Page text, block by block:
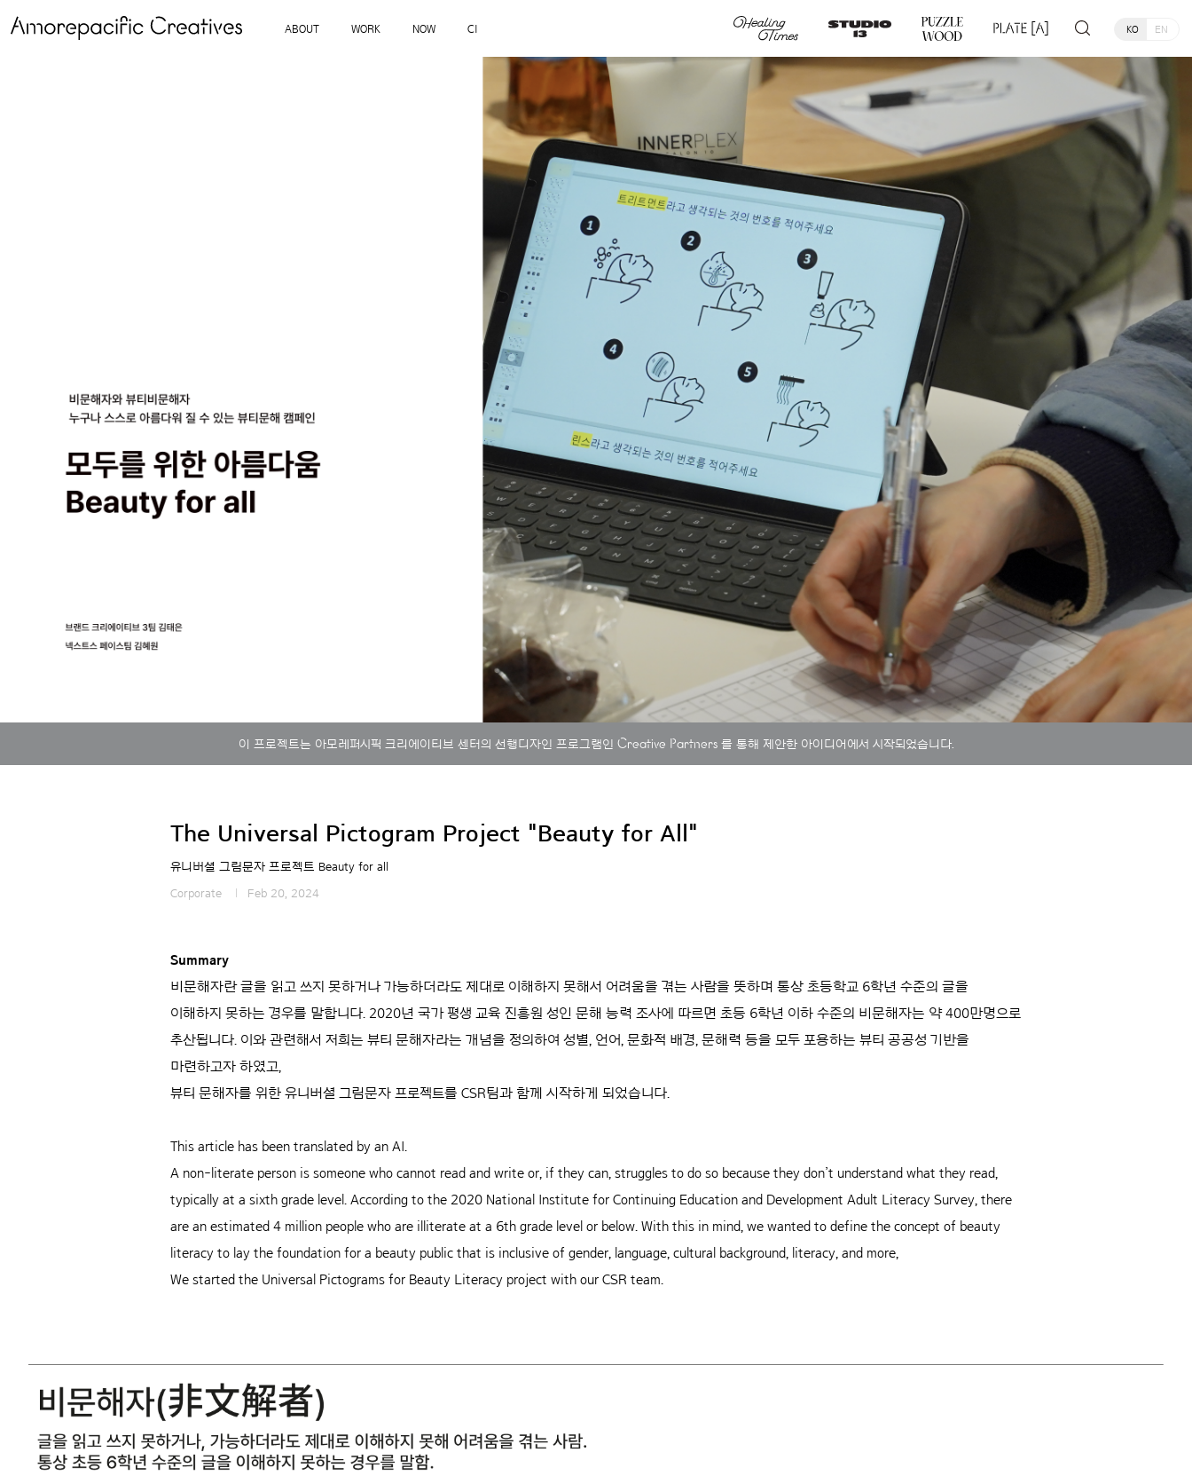
ABOUT WORK NOW CI KO EN
이 프로젝트는 아모레퍼시픽 크리에이티브 센터의 선행디자인 프로그램인 Creative Partners를 통해 제안한 아이디어에서 시작되었습니다.
The Universal Pictogram Project "Beauty for All"
유니버셜 그림문자 프로젝트 Beauty for all
Corporate Feb 20, 2024
Summary
비문해자란 글을 읽고 쓰지 못하거나 가능하더라도 제대로 이해하지 못해서 어려움을 겪는 사람을 뜻하며 통상 초등학교 6학년 수준의 글을
이해하지 못하는 경우를 말합니다. 2020년 국가 평생 교육 진흥원 성인 문해 능력 조사에 따르면 초등 6학년 이하 수준의 비문해자는 약 400만명으로
추산됩니다. 이와 관련해서 저희는 뷰티 문해자라는 개념을 정의하여 성별, 언어, 문화적 배경, 문해력 등을 모두 포용하는 뷰티 공공성 기반을
마련하고자 하였고,
뷰티 문해자를 위한 유니버셜 그림문자 프로젝트를 CSR팀과 함께 시작하게 되었습니다.
This article has been translated by an AI.
A non-literate person is someone who cannot read and write or, if they can, struggles to do so because they don’t understand what they read,
typically at a sixth grade level. According to the 2020 National Institute for Continuing Education and Development Adult Literacy Survey, there
are an estimated 4 million people who are illiterate at a 6th grade level or below. With this in mind, we wanted to define the concept of beauty
literacy to lay the foundation for a beauty public that is inclusive of gender, language, cultural background, literacy, and more,
We started the Universal Pictograms for Beauty Literacy project with our CSR team.